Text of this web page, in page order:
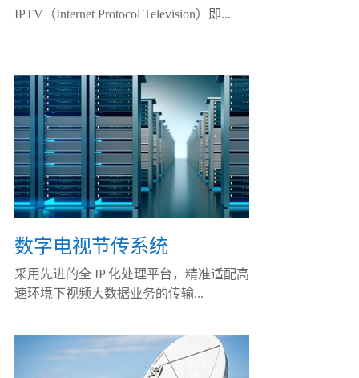
IPTV（Internet Protocol Television）即...
数字电视节传系统
采用先进的全 IP 化处理平台，精准适配高
速环境下视频大数据业务的传输...